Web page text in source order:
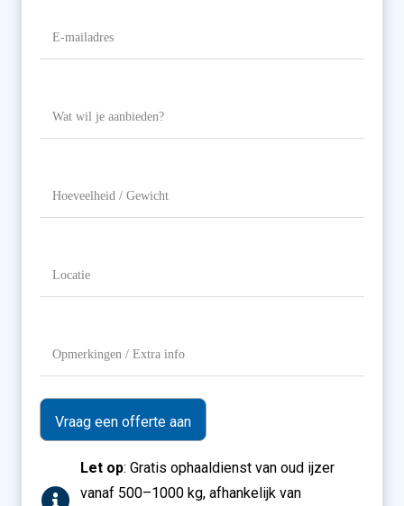
Extra
info
Let op: Gratis ophaaldienst van oud ijzer
vanaf 500–1000 kg, afhankelijk van